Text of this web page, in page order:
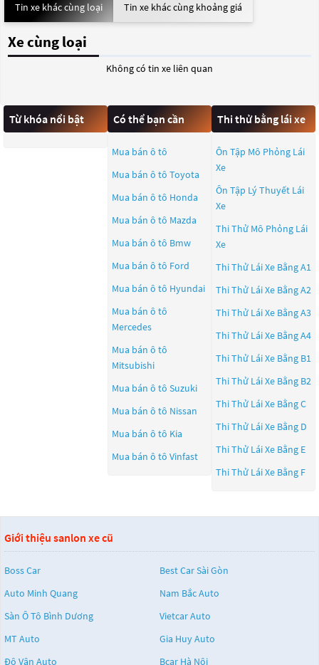
Tin xe khác cùng loại Tin xe khác cùng khoảng giá
Xe cùng loại
Không có tin xe liên quan
Từ khóa nổi bật Có thể bạn cần
Mua bán ô tô
Mua bán ô tô Toyota
Mua bán ô tô Honda
Mua bán ô tô Mazda
Mua bán ô tô Bmw
Mua bán ô tô Ford
Mua bán ô tô Hyundai
Mua bán ô tô
Mercedes
Mua bán ô tô
Mitsubishi
Mua bán ô tô Suzuki
Mua bán ô tô Nissan
Mua bán ô tô Kia
Mua bán ô tô Vinfast
Thi thử bằng lái xe
Ôn Tập Mô Phỏng Lái
Xe
Ôn Tập Lý Thuyết Lái
Xe
Thi Thử Mô Phỏng Lái
Xe
Thi Thử Lái Xe Bằng A1
Thi Thử Lái Xe Bằng A2
Thi Thử Lái Xe Bằng A3
Thi Thử Lái Xe Bằng A4
Thi Thử Lái Xe Bằng B1
Thi Thử Lái Xe Bằng B2
Thi Thử Lái Xe Bằng C
Thi Thử Lái Xe Bằng D
Thi Thử Lái Xe Bằng E
Thi Thử Lái Xe Bằng F
Giới thiệu sanlon xe cũ
Boss Car
Best Car Sài Gòn
Auto Minh Quang
Nam Bắc Auto
Sàn Ô Tô Bình Dương
Vietcar Auto
MT Auto
Gia Huy Auto
Độ Vân Auto
Bcar Hà Nội